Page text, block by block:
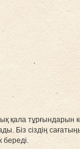
қала тұрғындарын
Біз сіздің
береді.